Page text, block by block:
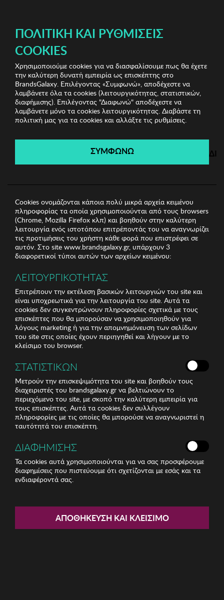
Stylish Clearance Vol.1
Γυναικεία Παντελόνια
Γυναικείο Παντελόνι TANTRA
Stylish Clearance Vol.1
Λήγει σε: 02ημέρες | 19ώρες 15λεπτά 10δευτ.
Γυναικείο Παντελόνι TANTRA
ΠΟΛΙΤΙΚΉ ΚΑΙ ΡΥΘΜΊΣΕΙΣ
COOKIES
Χρησιμοποιούμε cookies για να διασφαλίσουμε πως θα έχετε
την καλύτερη δυνατή εμπειρία ως επισκέπτης στο
BrandsGalaxy. Επιλέγοντας «Συμφωνώ», αποδέχεστε να
λαμβάνετε όλα τα cookies (λειτουργικότητας, στατιστικών,
διαφήμισης). Επιλέγοντας "Διαφωνώ" αποδέχεστε να
λαμβάνετε μόνο τα cookies λειτουργικότητας. Διαβάστε τη
πολιτική μας για τα cookies και αλλάξτε τις ρυθμίσεις.
ΣΥΜΦΩΝΩ
Cookies ονομάζονται κάποια πολύ μικρά αρχεία κειμένου
πληροφορίας τα οποία χρησιμοποιούνται από τους browsers
(Chrome, Mozilla Firefox κλπ) και βοηθούν στην καλύτερη
λειτουργία ενός ιστοτόπου επιτρέποντάς του να αναγνωρίζει
τις προτιμήσεις του χρήστη κάθε φορά που επιστρέφει σε
αυτόν. Στο site www.brandsgalaxy.gr, υπάρχουν 3
διαφορετικοί τύποι αυτών των αρχείων κειμένου:
ΛΕΙΤΟΥΡΓΙΚΟΤΗΤΑΣ
Επιτρέπουν την εκτέλεση βασικών λειτουργιών του site και
είναι υποχρεωτικά για την λειτουργία του site. Αυτά τα
cookies δεν συγκεντρώνουν πληροφορίες σχετικά με τους
επισκέπτες που θα μπορούσαν να χρησιμοποιηθούν για
λόγους marketing ή για την απομνημόνευση των σελίδων
του site στις οποίες έχουν περιηγηθεί και λήγουν με το
κλείσιμο του browser.
ΣΤΑΤΙΣΤΙΚΩΝ
Μετρούν την επισκεψιμότητα του site και βοηθούν τους
διαχειριστές του brandsgalaxy.gr να βελτιώνουν το
περιεχόμενο του site, με σκοπό την καλύτερη εμπειρία για
τους επισκέπτες. Αυτά τα cookies δεν συλλέγουν
πληροφορίες με τις οποίες θα μπορούσε να αναγνωριστεί η
ταυτότητά του επισκέπτη.
ΔΙΑΦΗΜΙΣΗΣ
Τα cookies αυτά χρησιμοποιούνται για να σας προσφέρουμε
διαφημίσεις που πιστεύουμε ότι σχετίζονται με εσάς και τα
ενδιαφέροντά σας.
ΑΠΟΘΉΚΕΥΣΗ ΚΑΙ ΚΛΕΊΣΙΜΟ